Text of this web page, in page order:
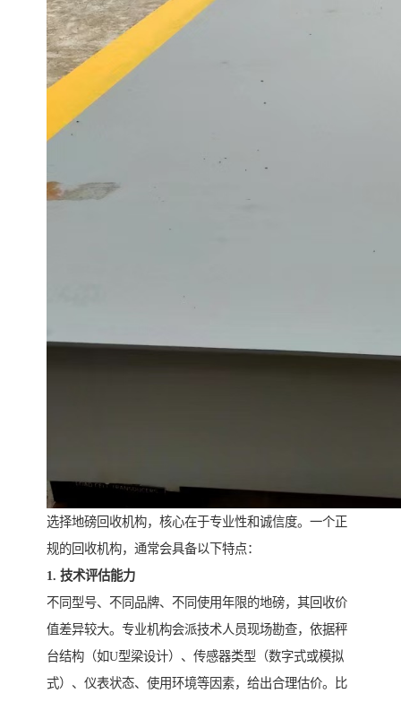
选择地磅回收机构，核心在于专业性和诚信度。一个正
规的回收机构，通常会具备以下特点：
1. 技术评估能力
不同型号、不同品牌、不同使用年限的地磅，其回收价
值差异较大。专业机构会派技术人员现场勘查，依据秤
台结构（如U型梁设计）、传感器类型（数字式或模拟
式）、仪表状态、使用环境等因素，给出合理估价。比